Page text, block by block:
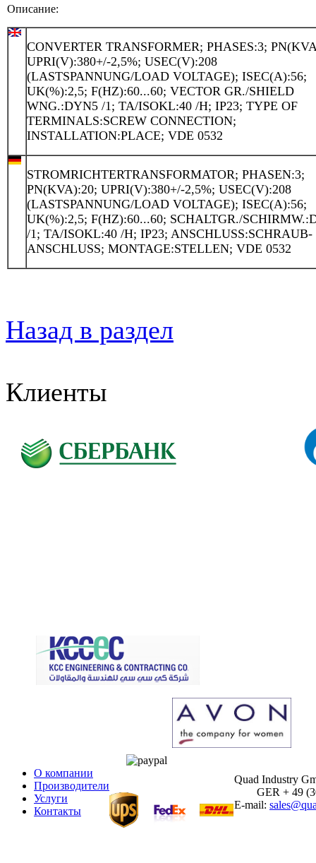
Описание:
CONVERTER TRANSFORMER; PHASES:3;
UPRI(V):380+/-2,5%; USEC(V):208
(LASTSPANNUNG/LOAD VOLTAGE); ISEC(A):56;
UK(%):2,5; F(HZ):60...60; VECTOR GR./SHIELD
WNG.:DYN5 /1; TA/ISOKL:40 /H; IP23; TYPE OF
TERMINALS:SCREW CONNECTION;
INSTALLATION:PLACE; VDE 0532
STROMRICHTERTRANSFORMATOR; PHASEN:3;
PN(KVA):20; UPRI(V):380+/-2,5%; USEC(V):208
(LASTSPANNUNG/LOAD VOLTAGE); ISEC(A):56;
UK(%):2,5; F(HZ):60...60; SCHALTGR./
/1; TA/ISOKL:40 /H; IP23; ANSCHLUSS:SCHRAUB-
ANSCHLUSS; MONTAGE:STELLEN; VDE 0532
Назад в раздел
Клиенты
О компании
Производители
Услуги
Контакты
Quad Industry
GER + 49
E-mail: